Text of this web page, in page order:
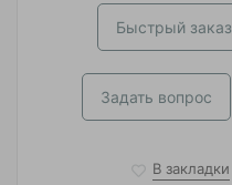
Быстрый заказ
Задать вопрос
В закладки